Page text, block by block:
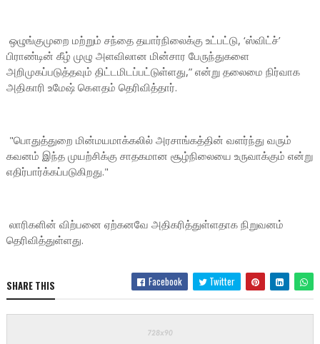
ஒழுங்குமுறை மற்றும் சந்தை தயார்நிலைக்கு உட்பட்டு, ‘ஸ்விட்ச்’
பிராண்டின் கீழ் முழு அளவிலான மின்சார பேருந்துகளை
அறிமுகப்படுத்தவும் திட்டமிடப்பட்டுள்ளது,” என்று தலைமை நிர்வாக
அதிகாரி உமேஷ் கௌதம் தெரிவித்தார்.
"பொதுத்துறை மின்மயமாக்கலில் அரசாங்கத்தின் வளர்ந்து வரும்
கவனம் இந்த முயற்சிக்கு சாதகமான சூழ்நிலையை உருவாக்கும் என்று
எதிர்பார்க்கப்படுகிறது."
லாரிகளின் விற்பனை ஏற்கனவே அதிகரித்துள்ளதாக நிறுவனம்
தெரிவித்துள்ளது.
SHARE THIS Facebook Twitter